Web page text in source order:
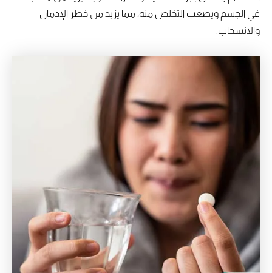
في الجسم ويصعب التخلص منه، مما يزيد من خطر الإدمان
والانسحاب.